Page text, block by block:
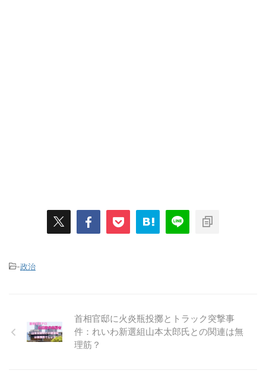
-政治
首相官邸に火炎瓶投擲とトラック突撃事
件：れいわ新選組山本太郎氏との関連は無
理筋？